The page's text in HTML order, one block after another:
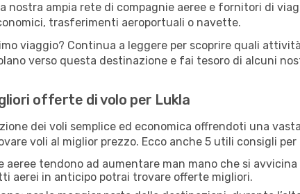
nostra ampia rete di compagnie aeree e fornitori di
trasferimenti aeroportuali o navette.
viaggio? Continua a leggere per scoprire quali
verso questa destinazione e fai tesoro di alcuni
offerte di volo per Lukla
dei voli semplice ed economica offrendoti una
voli al miglior prezzo. Ecco anche 5 utili consigli
aeree tendono ad aumentare man mano che si
aerei in anticipo potrai trovare offerte migliori.